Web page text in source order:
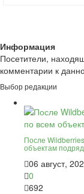
Информация
Посетители,
комментарии к
Выбор редакции
После
объектам подряд
06 август,
0
692